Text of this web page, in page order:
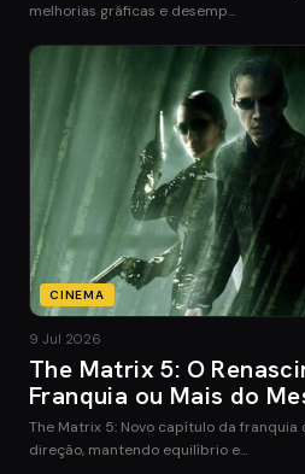
melhorias gráficas e desemp…
CINEMA
9 Jul 2026
The Matrix 5: O
Franquia ou Mais do
The Matrix 5: Novo capítulo da franquia
direção, mantendo equilíbrio e…